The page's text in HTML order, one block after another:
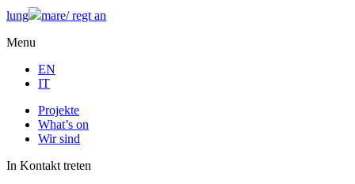
lung mare/regt an
Menu
EN
IT
Projekte
What’s on
Wir sind
In Kontakt treten